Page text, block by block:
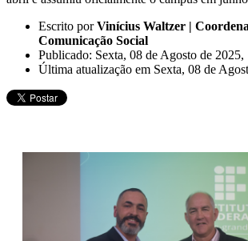
Escrito porVinícius Waltzer |
Comunicação Social
Publicado: Sexta, 08 de Agosto de 2025,
Última atualização em Sexta, 08 de